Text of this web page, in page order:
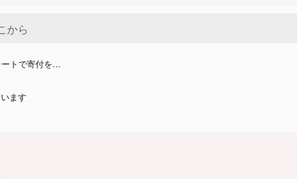
ートで寄付を…
ます